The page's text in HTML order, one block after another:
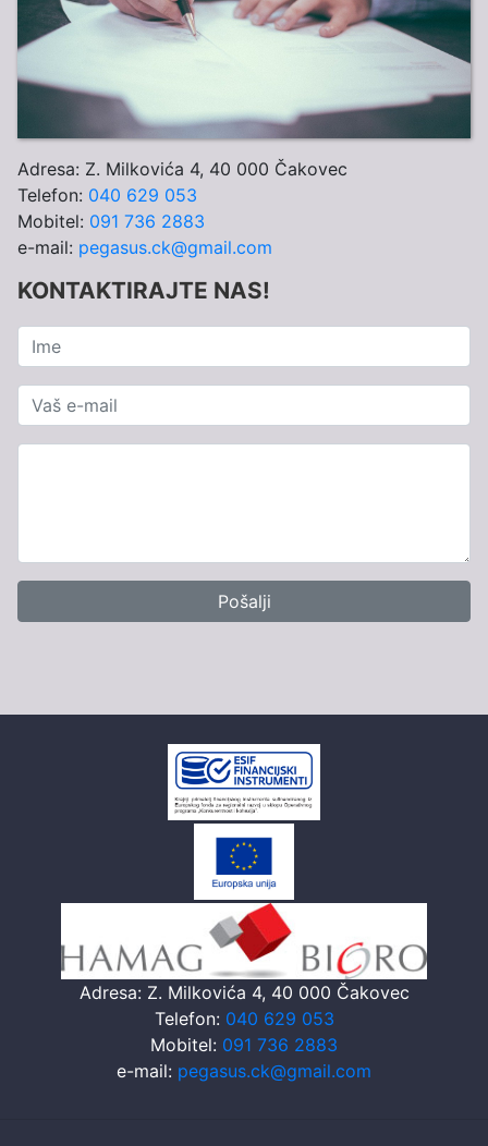
Adresa: Z. Milkovića 4, 40 000 Čakovec
Telefon: 040 629 053
Mobitel: 091 736 2883
e-mail: pegasus.ck@gmail.com
KONTAKTIRAJTE NAS!
Adresa: Z. Milkovića 4, 40 000 Čakovec
Telefon: 040 629 053
Mobitel: 091 736 2883
e-mail: pegasus.ck@gmail.com